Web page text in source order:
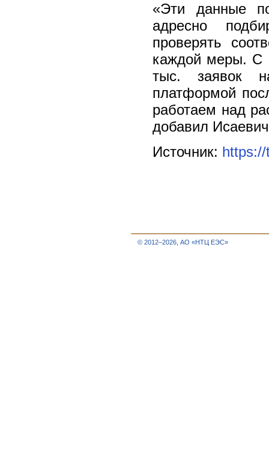
«Эти данные
адресно
проверять
каждой меры. С
тыс. заявок
платформой
работаем над
добавил
Источник:
© 2012–2026, АО «НТЦ ЕЭС»